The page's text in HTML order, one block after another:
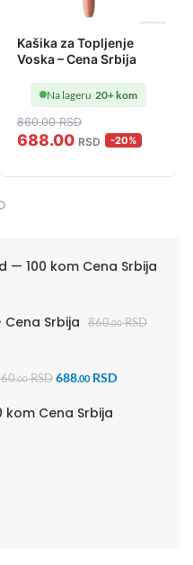
Kašika za Topljenje
Voska – Cena Srbija
860.00 RSD
688.00 RSD -20%
Na lageru 20+ kom
— 100 kom Cena Srbija
Srbija 860.00 RSD
.00 RSD 688.00 RSD
kom Cena Srbija